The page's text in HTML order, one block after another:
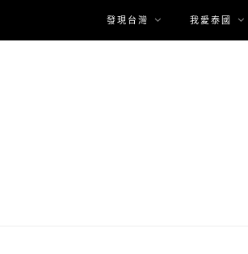
發現台灣 我愛泰國